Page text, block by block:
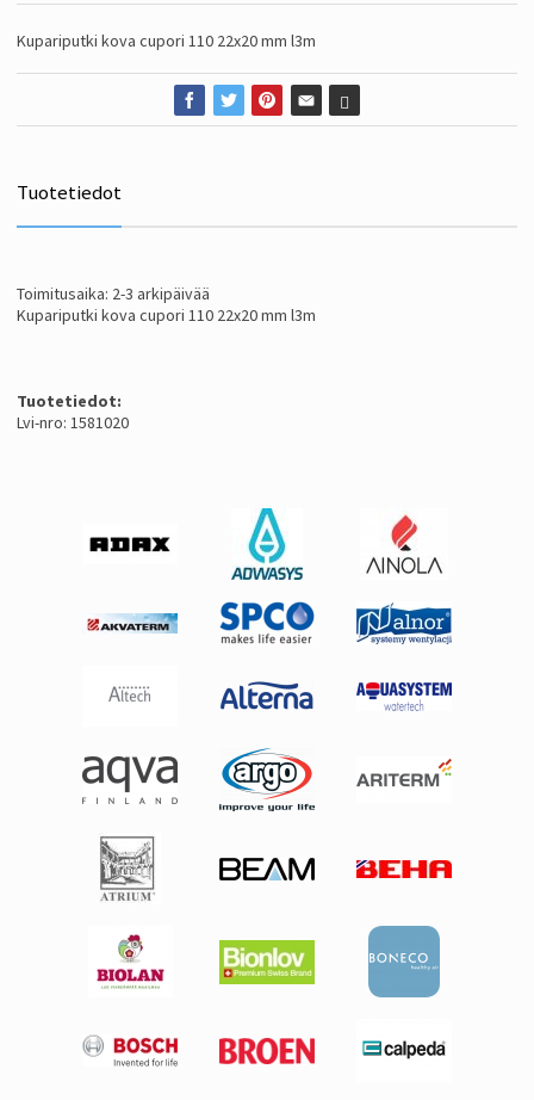
Kupariputki kova cupori 110 22x20 mm l3m
Tuotetiedot
Toimitusaika: 2-3 arkipäivää
Kupariputki kova cupori 110 22x20 mm l3m
Tuotetiedot:
Lvi-nro: 1581020